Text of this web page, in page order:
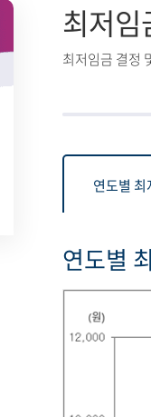
최저
최저임금 결정
연도별
연도별